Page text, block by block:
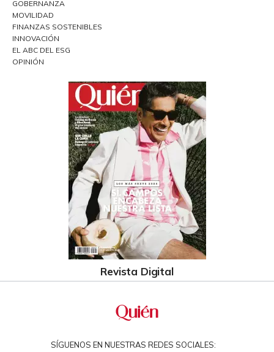
GOBERNANZA
MOVILIDAD
FINANZAS SOSTENIBLES
INNOVACIÓN
EL ABC DEL ESG
OPINIÓN
Revista Digital
SÍGUENOS EN NUESTRAS REDES SOCIALES: